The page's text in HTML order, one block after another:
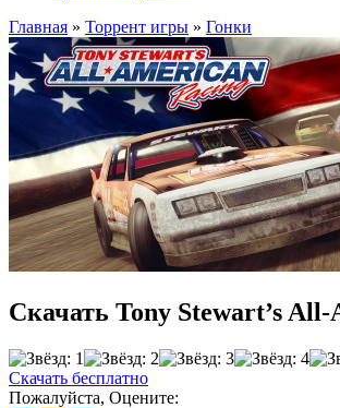
Главная » Торрент игры » Гонки
Скачать Tony Stewart’s
Скачать бесплатно
Пожалуйста, Оцените: